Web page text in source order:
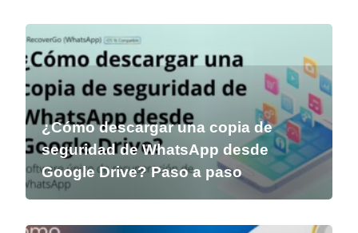
¿Cómo descargar una copia de
seguridad de WhatsApp desde
Google Drive? Paso a paso